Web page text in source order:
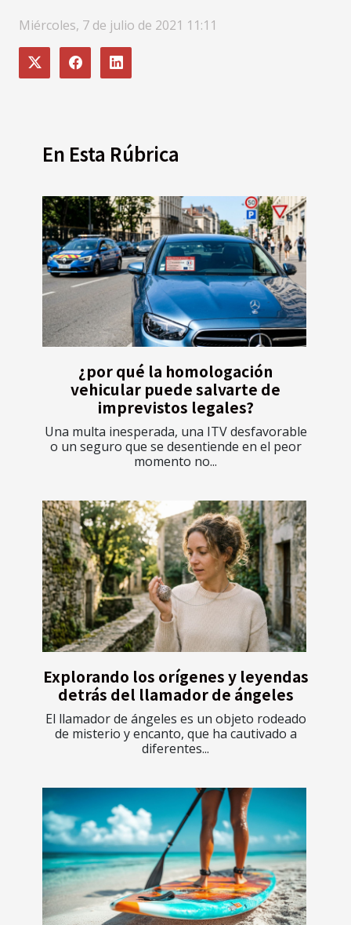
Miércoles, 7 de julio de 2021 11:11
En Esta Rúbrica
¿por qué la homologación
vehicular puede salvarte de
imprevistos legales?
Una multa inesperada, una ITV desfavorable
o un seguro que se desentiende en el peor
momento no...
Explorando los orígenes y leyendas
detrás del llamador de ángeles
El llamador de ángeles es un objeto rodeado
de misterio y encanto, que ha cautivado a
diferentes...